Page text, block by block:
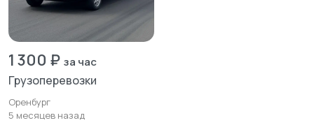
1 300 ₽ за час
Грузоперевозки
Оренбург
5 месяцев назад